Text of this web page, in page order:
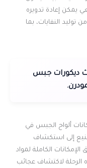
إعادة تدويره
توليد النفايات، بما
ديكورات جبس
ألواح الجبس في
إلى استكشاف
الكاملة لمواد
الرحلة لاكتشاف عجائب